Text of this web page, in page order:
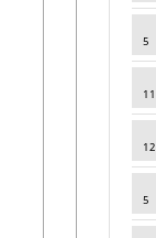
5
11
12
5